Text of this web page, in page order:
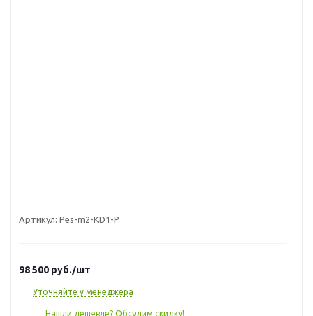
Артикул: Pes-m2-KD1-P
98 500 руб./шт
Уточняйте у менеджера
Нашли дешевле? Обсудим скидку!